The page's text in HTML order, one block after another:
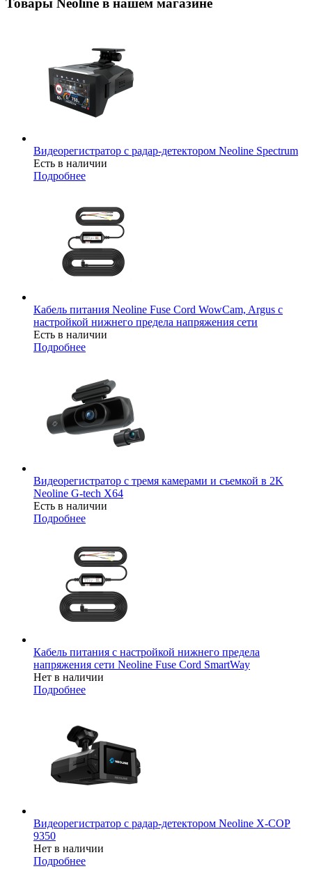
Видеорегистратор с радар-детектором Neoline Spectrum
Есть в наличии
Подробнее
Кабель питания Neoline Fuse Cord WowCam, Argus с
настройкой нижнего предела напряжения сети
Есть в наличии
Подробнее
Видеорегистратор с тремя камерами и съемкой в 2K
Neoline G-tech X64
Есть в наличии
Подробнее
Кабель питания с настройкой нижнего предела
напряжения сети Neoline Fuse Cord SmartWay
Нет в наличии
Подробнее
Видеорегистратор с радар-детектором Neoline X-COP
9350
Нет в наличии
Подробнее